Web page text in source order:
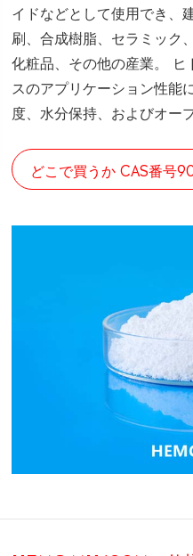
イドなどとして使用でき、
刷、合成樹脂、セラミック
化粧品、その他の産業。
スのアプリケーション性能
度、水分保持、およびオー
どこで買うか CAS番号